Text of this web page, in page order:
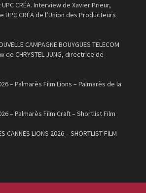
UPC CRÉA. Interview de Xavier Prieur,
CRÉA de l’Union des Producteurs
CAMPAGNE BOUYGUES TELECOM
de CHRYSTEL JUNG, directrice de
– Palmarès Film Lions – Palmarès de la
– Palmarès Film Craft – Shortlist Film
CANNES LIONS 2026 – SHORTLIST FILM